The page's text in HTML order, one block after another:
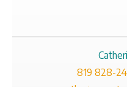
819 828-